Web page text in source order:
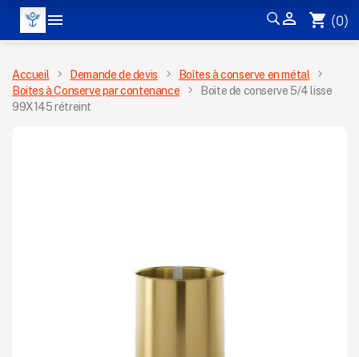
  shopping_cart (0)
MENU
Accueil Demande de devis
Boîtes à conserve en métal
Boites à Conserve par contenance
Boite de conserve 5/4 lisse
99X145 rétreint